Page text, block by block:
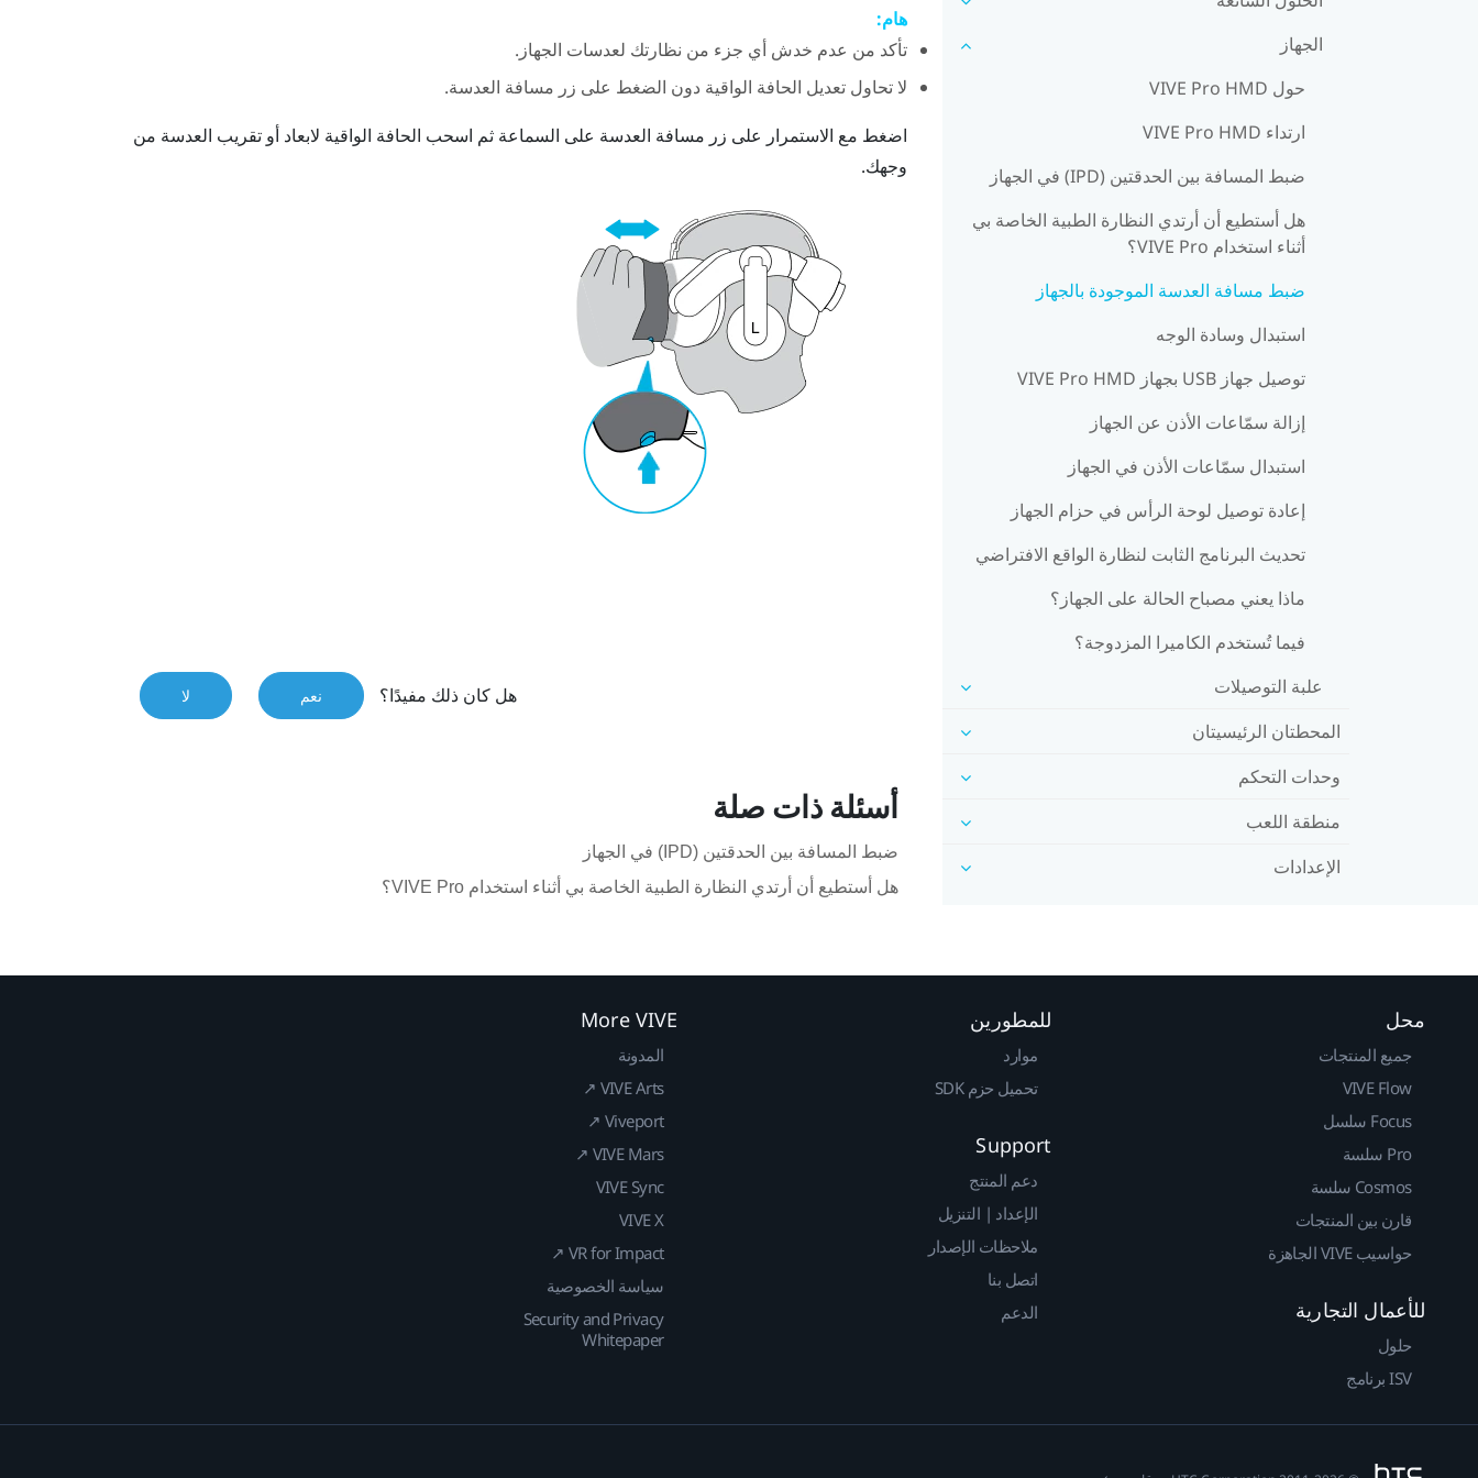
الجهاز
حول VIVE Pro HMD
ارتداء VIVE Pro HMD
ضبط المسافة بين الحدقتين (IPD) في الجهاز
هل أستطيع أن أرتدي النظارة الطبية الخاصة بي
أثناء استخدام VIVE Pro؟
ضبط مسافة العدسة الموجودة بالجهاز
استبدال وسادة الوجه
توصيل جهاز USB بجهاز VIVE Pro HMD
إزالة سمّاعات الأذن عن الجهاز
استبدال سمّاعات الأذن في الجهاز
إعادة توصيل لوحة الرأس في حزام الجهاز
تحديث البرنامج الثابت لنظارة الواقع الافتراضي
ماذا يعني مصباح الحالة على الجهاز؟
فيما تُستخدم الكاميرا المزدوجة؟
علبة التوصيلات
المحطتان الرئيسيتان
وحدات التحكم
منطقة اللعب
الإعدادات
هام:
تأكد من عدم خدش أي جزء من نظارتك لعدسات الجهاز.
لا تحاول تعديل الحافة الواقية دون الضغط على زر مسافة العدسة.
اضغط مع الاستمرار على زر مسافة العدسة على السماعة ثم اسحب الحافة الواقية لابعاد أو تقريب العدسة من
وجهك.
هل كان ذلك مفيدًا؟ نعم لا
أسئلة ذات صلة
ضبط المسافة بين الحدقتين (IPD) في الجهاز
هل أستطيع أن أرتدي النظارة الطبية الخاصة بي أثناء استخدام VIVE Pro؟
محل
جميع المنتجات
VIVE Flow
Focus سلسل
Pro سلسة
Cosmos سلسة
قارن بين المنتجات
حواسيب VIVE الجاهزة
للأعمال التجارية
حلول
ISV برنامج
للمطورين
موارد
تحميل حزم SDK
Support
دعم المنتج
الإعداد | التنزيل
ملاحظات الإصدار
اتصل بنا
الدعم
More VIVE
المدونة
VIVE Arts ↗
Viveport ↗
VIVE Mars ↗
VIVE Sync
VIVE X
VR for Impact ↗
سياسة الخصوصية
Security and Privacy
Whitepaper